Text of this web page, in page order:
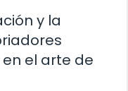
y la
el arte de